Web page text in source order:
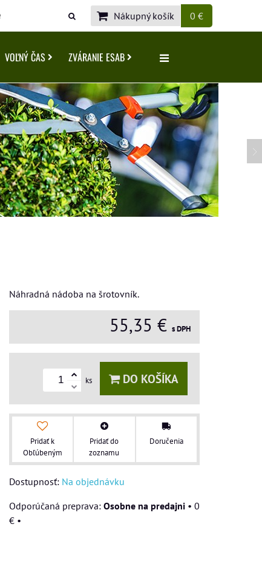
Nákupný košík 0 €
VOĽNÝ ČAS ZVÁRANIE ESAB
Náhradná nádoba na šrotovník.
55,35 € s DPH
ks DO KOŠÍKA
Pridať k
Obľúbeným
Pridať do
zoznamu
Doručenia
Dostupnosť: Na objednávku
Osobne na predajni • 0
€ •